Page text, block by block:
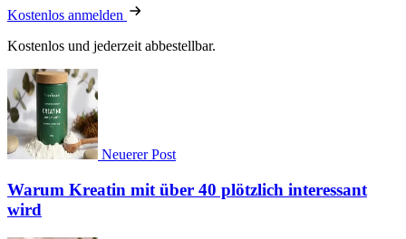
Kostenlos anmelden
Kostenlos und jederzeit abbestellbar.
Neuerer Post
Warum Kreatin mit über 40 plötzlich interessant
wird